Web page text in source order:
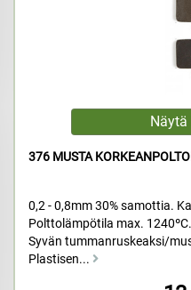
376 MUSTA
0,2 - 0,8mm 30% samottia.
Polttolämpötila max. 1240ºC.
Syvän tummanruskeaksi/
Plastisen...